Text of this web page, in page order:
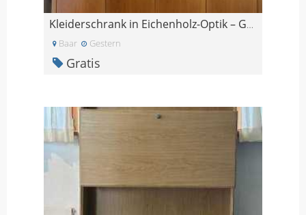
Kleiderschrank in Eichenholz-Optik – GRATIS
Baar Gestern
Gratis